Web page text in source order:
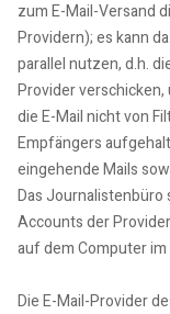
zum E-Mail-Versand
Providern); es kann
parallel nutzen, d.h.
Provider
die E-Mail nicht von
Empfängers
eingehende Mails
Das Journalistenbüro
Accounts der
auf dem Computer
Die E-Mail-Provider